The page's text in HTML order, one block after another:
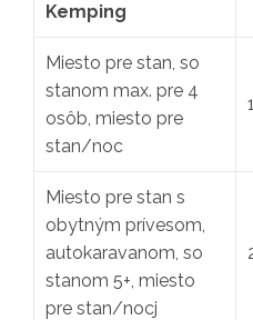
Kemping
Miesto pre stan, so
stanom max. pre 4
osôb, miesto pre
stan/noc
Miesto pre stan s
obytným prívesom,
autokaravanom, so
stanom 5+, miesto
pre stan/nocj